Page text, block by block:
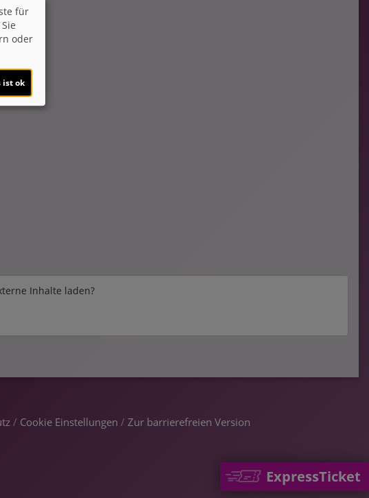
ExpressTicket
Inhalte laden?
/ Cookie Einstellungen / Zur barrierefreien Version
für
oder
ist ok